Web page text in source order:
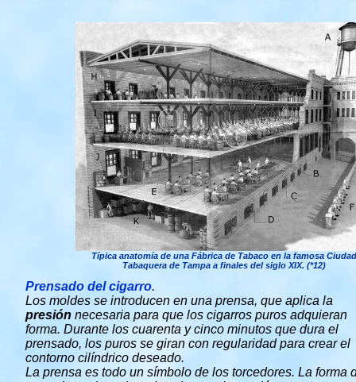
Típica anatomía de una Fábrica de Tabaco en la famosa Ciudad
Tabaquera de Tampa a finales del siglo XIX. (*12)
Prensado del cigarro.
Los moldes se introducen en una prensa, que aplica la
presión necesaria para que los cigarros puros adquieran
forma. Durante los cuarenta y cinco minutos que dura el
prensado, los puros se giran con regularidad para crear el
contorno cilíndrico deseado.
La prensa es todo un símbolo de los torcedores. La forma